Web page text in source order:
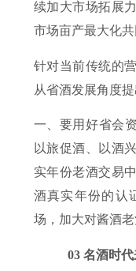
续加大市场拓展
市场亩产最大化共
针对当前传统的
从省酒发展角度提
一、要用好省会
以旅促酒、以酒
实年份老酒交易
酒真实年份的认
场，加大对酱酒老
03 名酒时